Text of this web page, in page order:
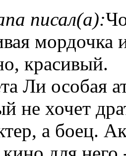
писал(а):
мордочка
красивый.
Ли особая
не хочет
а боец.